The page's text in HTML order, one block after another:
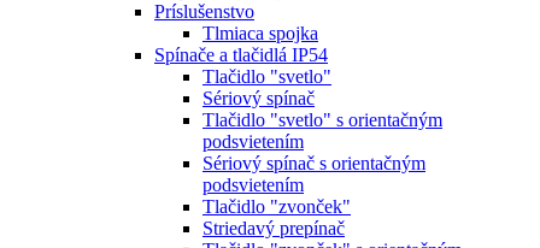
Príslušenstvo
Tlmiaca spojka
Spínače a tlačidlá IP54
Tlačidlo "svetlo"
Sériový spínač
Tlačidlo "svetlo" s orientačným
podsvietením
Sériový spínač s orientačným
podsvietením
Tlačidlo "zvonček"
Striedavý prepínač